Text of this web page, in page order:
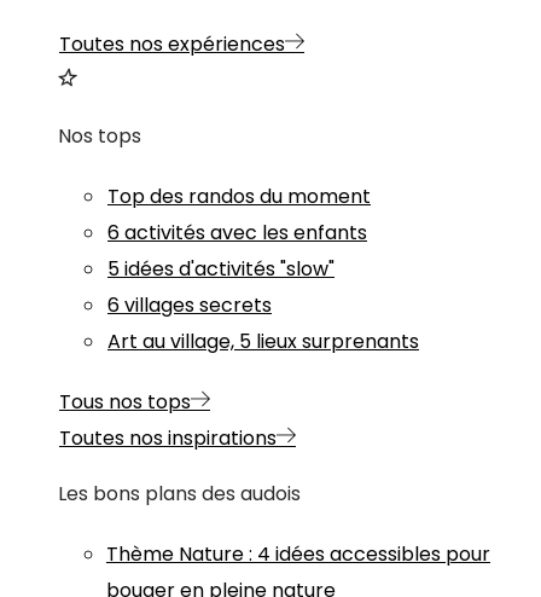
Toutes nos expériences
Nos tops
Top des randos du moment
6 activités avec les enfants
5 idées d'activités "slow"
6 villages secrets
Art au village, 5 lieux surprenants
Tous nos tops
Toutes nos inspirations
Les bons plans des audois
Thème Nature: 4 idées accessibles pour
bouger en pleine nature